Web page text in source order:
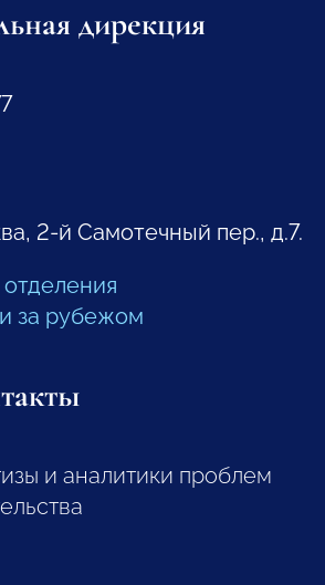
дирекция
2-й Самотечный пер., д.7.
за рубежом
и аналитики проблем